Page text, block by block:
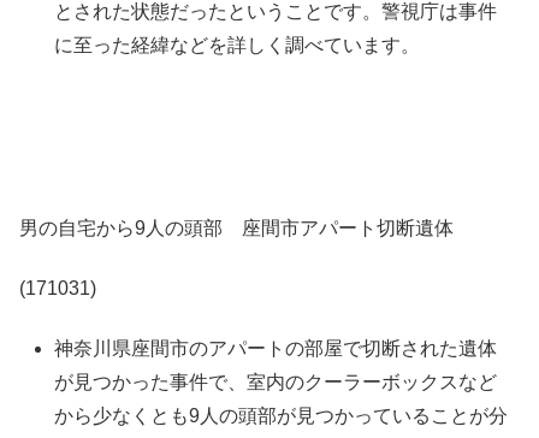
とされた状態だったということです。警視庁は事件
に至った経緯などを詳しく調べています。
男の自宅から9人の頭部 座間市アパート切断遺体
(171031)
神奈川県座間市のアパートの部屋で切断された遺体
が見つかった事件で、室内のクーラーボックスなど
から少なくとも9人の頭部が見つかっていることが分